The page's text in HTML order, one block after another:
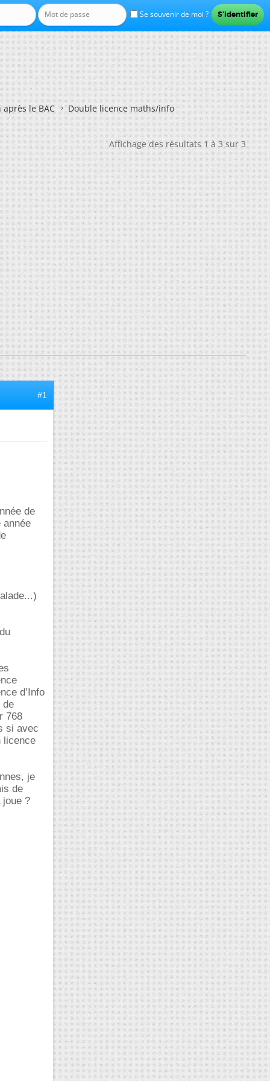
Se souvenir de moi ?
le BAC Double licence maths/info
Affichage des résultats 1 à 3 sur 3
#1
de
année
d’Info
de
768
si avec
licence
je
de
joue ?